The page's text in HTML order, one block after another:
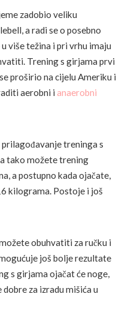
zadobio veliku
a radi se o posebno
više težina i pri vrhu imaju
Trening s girjama prvi
proširio na cijelu Ameriku i
aerobni i anaerobni
treninga s
tako možete trening
a postupno kada ojačate,
kilograma. Postoje i još
obuhvatiti za ručku i
još bolje rezultate
s girjama ojačat će noge,
za izradu mišića u